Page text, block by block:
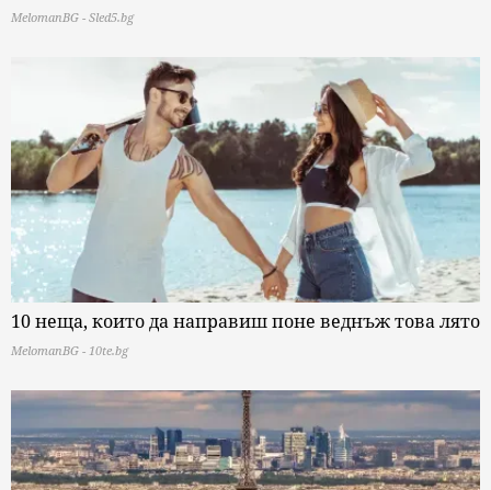
MelomanBG - Sled5.bg
10 неща, които да направиш поне веднъж това лято
MelomanBG - 10te.bg